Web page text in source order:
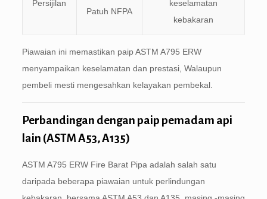
Persijilan
Patuh NFPA
keselamatan
kebakaran
Piawaian ini memastikan paip ASTM A795 ERW
menyampaikan keselamatan dan prestasi, Walaupun
pembeli mesti mengesahkan kelayakan pembekal.
Perbandingan dengan paip pemadam api
lain (ASTM A53, A135)
ASTM A795 ERW Fire Barat Pipa adalah salah satu
daripada beberapa piawaian untuk perlindungan